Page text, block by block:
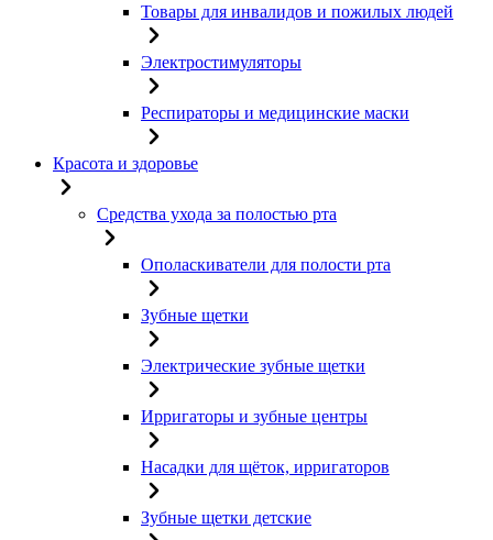
Товары для инвалидов и пожилых людей
Электростимуляторы
Респираторы и медицинские маски
Красота и здоровье
Средства ухода за полостью рта
Ополаскиватели для полости рта
Зубные щетки
Электрические зубные щетки
Ирригаторы и зубные центры
Насадки для щёток, ирригаторов
Зубные щетки детские